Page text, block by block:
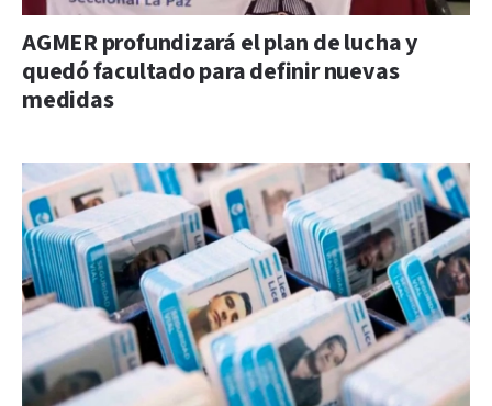
AGMER profundizará el plan de lucha y
quedó facultado para definir nuevas
medidas